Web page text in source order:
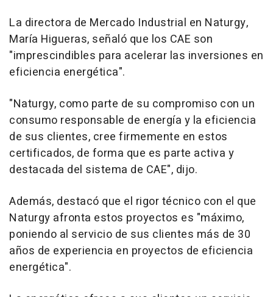
La directora de Mercado Industrial en Naturgy,
María Higueras, señaló que los CAE son
"imprescindibles para acelerar las inversiones en
eficiencia energética".
"Naturgy, como parte de su compromiso con un
consumo responsable de energía y la eficiencia
de sus clientes, cree firmemente en estos
certificados, de forma que es parte activa y
destacada del sistema de CAE", dijo.
Además, destacó que el rigor técnico con el que
Naturgy afronta estos proyectos es "máximo,
poniendo al servicio de sus clientes más de 30
años de experiencia en proyectos de eficiencia
energética".